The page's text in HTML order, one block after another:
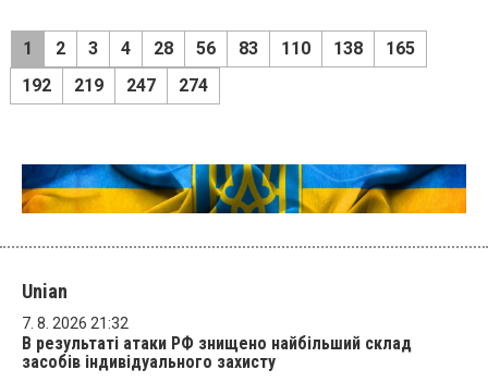
1 2 3 4 28 56 83 110 138
165
192
219 247 274
Unian
7. 8. 2026 21:32
В результаті атаки РФ знищено найбільший склад
засобів індивідуального захисту